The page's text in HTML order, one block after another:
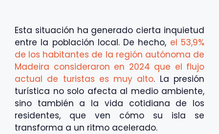
Esta situación ha generado cierta inquietud
entre la población local. De hecho, el 53,9%
de los habitantes de la región autónoma de
Madeira consideraron en 2024 que el flujo
actual de turistas es muy alto. La presión
turística no solo afecta al medio ambiente,
sino también a la vida cotidiana de los
residentes, que ven cómo su isla se
transforma a un ritmo acelerado.